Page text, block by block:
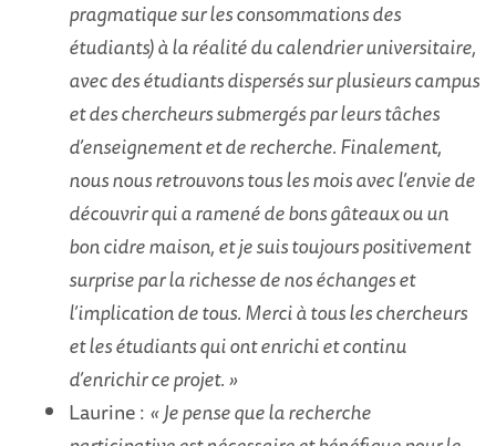
pragmatique sur les consommations des
étudiants) à la réalité du calendrier universitaire,
avec des étudiants dispersés sur plusieurs campus
et des chercheurs submergés par leurs tâches
d’enseignement et de recherche. Finalement,
nous nous retrouvons tous les mois avec l’envie de
découvrir qui a ramené de bons gâteaux ou un
bon cidre maison, et je suis toujours positivement
surprise par la richesse de nos échanges et
l’implication de tous. Merci à tous les chercheurs
et les étudiants qui ont enrichi et continu
d’enrichir ce projet. »
Laurine : « Je pense que la recherche